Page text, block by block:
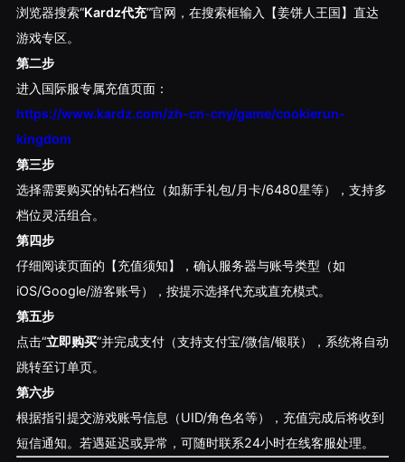
浏览器搜索“Kardz代充”官网，在搜索框输入【姜饼人王国】直达
游戏专区。
第二步
进入国际服专属充值页面：
https://www.kardz.com/zh-cn-cny/game/cookierun-
kingdom
第三步
选择需要购买的钻石档位（如新手礼包/月卡/6480星等），支持多
档位灵活组合。
第四步
仔细阅读页面的【充值须知】，确认服务器与账号类型（如
iOS/Google/游客账号），按提示选择代充或直充模式。
第五步
点击“立即购买”并完成支付（支持支付宝/微信/银联），系统将自动
跳转至订单页。
第六步
根据指引提交游戏账号信息（UID/角色名等），充值完成后将收到
短信通知。若遇延迟或异常，可随时联系24小时在线客服处理。